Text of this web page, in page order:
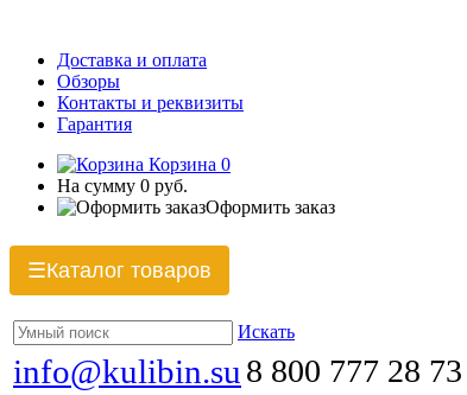
Доставка и оплата
Обзоры
Контакты и реквизиты
Гарантия
Корзина 0
На сумму 0 руб.
Оформить заказ
☰Каталог товаров
Искать
info@kulibin.su 8 800 777 28 73